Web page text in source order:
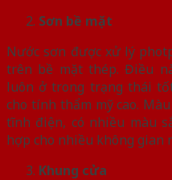
Sơn bề mặt
Nước sơn được xử lý
trên bề mặt thép. Điều
luôn ở trong trạng thái
cho tính thẩm mỹ cao.
tĩnh điện, có nhiều màu
hợp cho nhiều không gian
Khung cửa